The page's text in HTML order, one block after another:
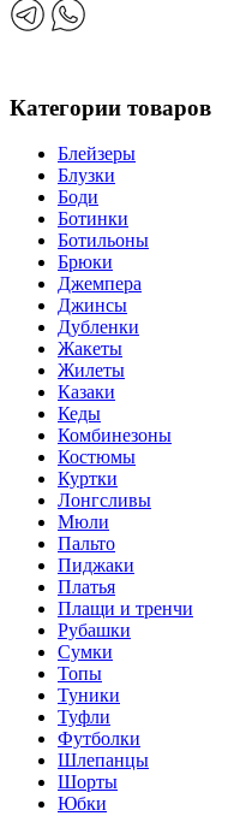
Категории товаров
Блейзеры
Блузки
Боди
Ботинки
Ботильоны
Брюки
Джемпера
Джинсы
Дубленки
Жакеты
Жилеты
Казаки
Кеды
Комбинезоны
Костюмы
Куртки
Лонгсливы
Мюли
Пальто
Пиджаки
Платья
Плащи и тренчи
Рубашки
Сумки
Топы
Туники
Туфли
Футболки
Шлепанцы
Шорты
Юбки